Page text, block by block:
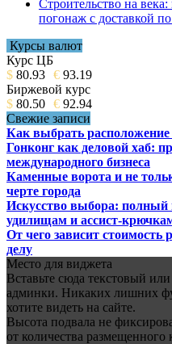
Строительство на века:
погонаж с доставкой
Курсы валют
Курс ЦБ
$ 80.93 € 93.19
Биржевой курс
$ 80.50 € 92.94
Свежие записи
Как выбрать расположение
Гонконг как деловой хаб:
международного бизнеса
Каменные ворота и не
черте города
Искусство выбора: полный
удилищам и ассист-
От чего зависит стоимость
делу
Место для виджета
Вставьте сюда текстовый
админки. Никаких лишних
хотите видеть на сайте.
Высота подвала не
от количества размещенного